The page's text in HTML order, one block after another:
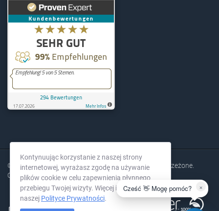
© 2004-2026 KernelHost GmbH. Wszelkie prawa zastrzeżone.
Ceny bez VAT.
Kontynuując korzystanie z naszej strony
internetowej, wyrażasz zgodę na używanie
plików cookie w celu zapewnienia płynnego
przebiegu Twojej wizyty. Więcej informacji w
naszej Polityce Prywatności.
×
Cześć 👋 Mogę pomóc?